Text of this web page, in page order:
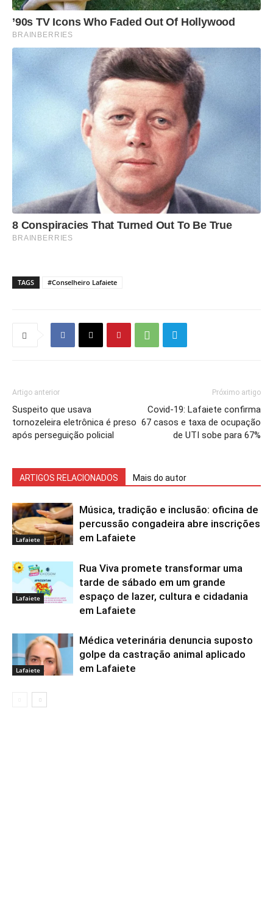
TAGS #Conselheiro Lafaiete
Artigo anterior
Suspeito que usava
tornozeleira eletrônica é preso
após perseguição policial
Próximo artigo
Covid-19: Lafaiete confirma
67 casos e taxa de ocupação
de UTI sobe para 67%
ARTIGOS RELACIONADOS Mais do autor
Lafaiete
Música, tradição e inclusão: oficina de
percussão congadeira abre inscrições
em Lafaiete
Lafaiete
Rua Viva promete transformar uma
tarde de sábado em um grande
espaço de lazer, cultura e cidadania
em Lafaiete
Lafaiete
Médica veterinária denuncia suposto
golpe da castração animal aplicado
em Lafaiete